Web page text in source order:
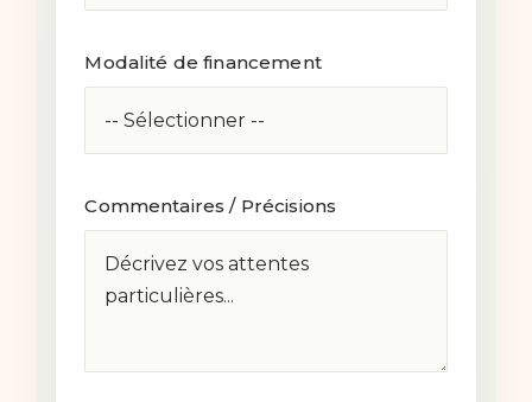
Modalité de financement
Commentaires / Précisions